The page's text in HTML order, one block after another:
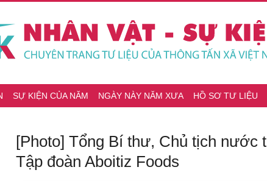
SỰ KIỆN CỦA NĂM NGÀY NÀY NĂM XƯA HỒ SƠ TƯ LIỆU
[Photo] Tổng Bí thư, Chủ tịch nước
Tập đoàn Aboitiz Foods